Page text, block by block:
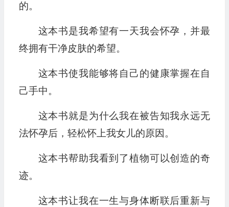
的。
这本书是我希望有一天我会怀孕，并最
终拥有干净皮肤的希望。
这本书使我能够将自己的健康掌握在自
己手中。
这本书就是为什么我在被告知我永远无
法怀孕后，轻松怀上我女儿的原因。
这本书帮助我看到了植物可以创造的奇
迹。
这本书让我在一生与身体断联后重新与